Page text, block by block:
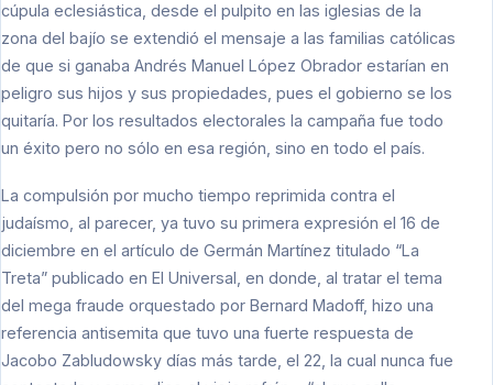
cúpula eclesiástica, desde el pulpito en las iglesias de la
zona del bajío se extendió el mensaje a las familias católicas
de que si ganaba Andrés Manuel López Obrador estarían en
peligro sus hijos y sus propiedades, pues el gobierno se los
quitaría. Por los resultados electorales la campaña fue todo
un éxito pero no sólo en esa región, sino en todo el país.
La compulsión por mucho tiempo reprimida contra el
judaísmo, al parecer, ya tuvo su primera expresión el 16 de
diciembre en el artículo de Germán Martínez titulado “La
Treta” publicado en El Universal, en donde, al tratar el tema
del mega fraude orquestado por Bernard Madoff, hizo una
referencia antisemita que tuvo una fuerte respuesta de
Jacobo Zabludowsky días más tarde, el 22, la cual nunca fue